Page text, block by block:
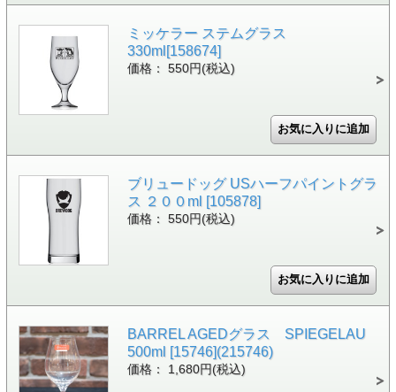
ミッケラー ステムグラス
330ml[158674]
価格： 550円(税込)
ブリュードッグ USハーフパイントグラ
ス ２００ml [105878]
価格： 550円(税込)
BARREL AGEDグラス SPIEGELAU
500ml [15746](215746)
価格： 1,680円(税込)